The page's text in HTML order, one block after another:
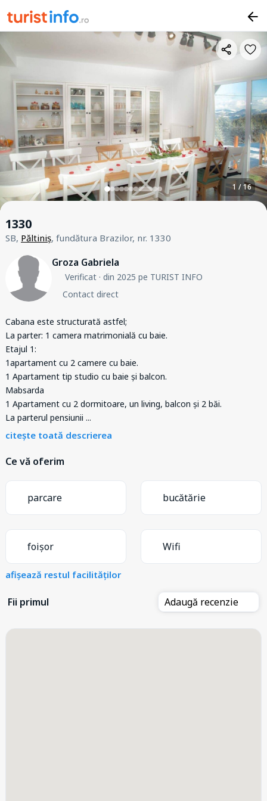
1 / 16
1330
SB, Păltiniș, fundătura Brazilor, nr. 1330
Groza Gabriela
Verificat· din 2025 pe TURIST INFO
Contact direct
Cabana este structurată astfel;
La parter: 1 camera matrimonială cu baie.
Etajul 1:
1apartament cu 2 camere cu baie.
1 Apartament tip studio cu baie și balcon.
Mabsarda
1 Apartament cu 2 dormitoare, un living, balcon și 2 băi.
La parterul pensiunii ...
citește toată descrierea
Ce vă oferim
parcare bucătărie
foișor Wifi
afișează restul facilităților
Fii primul Adaugă recenzie